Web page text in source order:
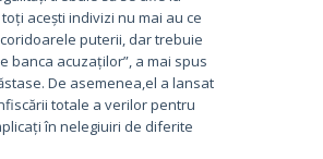
acești indivizi nu mai au ce
puterii, dar trebuie
banca acuzaților”, a mai spus
De asemenea,el a lansat
totale a verilor pentru
în nelegiuiri de diferite